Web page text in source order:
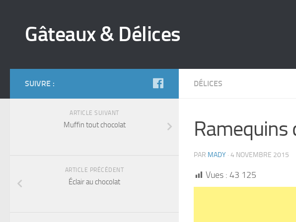
Gâteaux & Délices
DÉLICES
Ramequins
PAR MADY · 4 NOVEMBRE 2015
Vues : 43 125
SUIVRE :
ARTICLE SUIVANT
Muffin tout chocolat
ARTICLE PRÉCÉDENT
Éclair au chocolat